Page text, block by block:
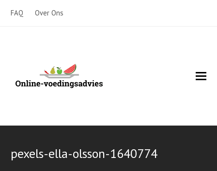
FAQ Over Ons
pexels-ella-olsson-1640774